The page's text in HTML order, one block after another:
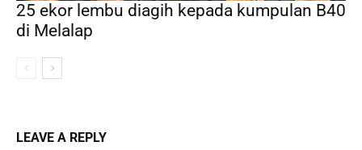
25 ekor lembu diagih kepada kumpulan B40
di Melalap
LEAVE A REPLY